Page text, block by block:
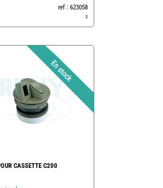
ref : 623058
3
CASSETTE C200